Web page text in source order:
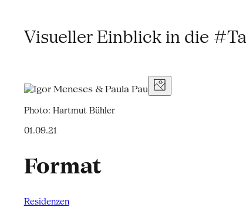
Visueller Einblick in die
Photo: Hartmut Bühler
01.09.21
Format
Residenzen